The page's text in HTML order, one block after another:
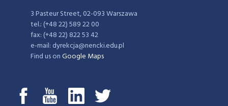
3 Pasteur Street, 02-093 Warszawa
tel.: (+48 22) 589 22 00
fax: (+48 22) 822 53 42
e-mail: dyrekcja@nencki.edu.pl
Find us onGoogle Maps